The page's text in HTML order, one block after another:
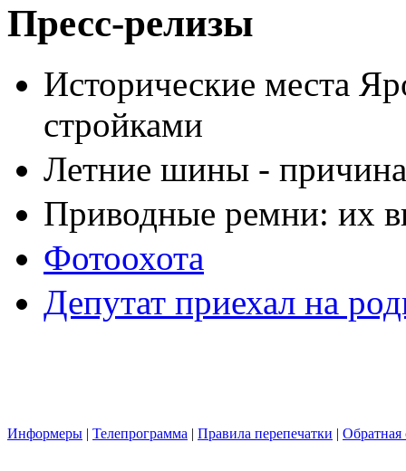
Пресс-релизы
Исторические места
стройками
Летние шины -
Приводные ремни: их
Фотоохота
Депутат приехал на
Информеры | Телепрограмма | Правила перепечатки | Обратная